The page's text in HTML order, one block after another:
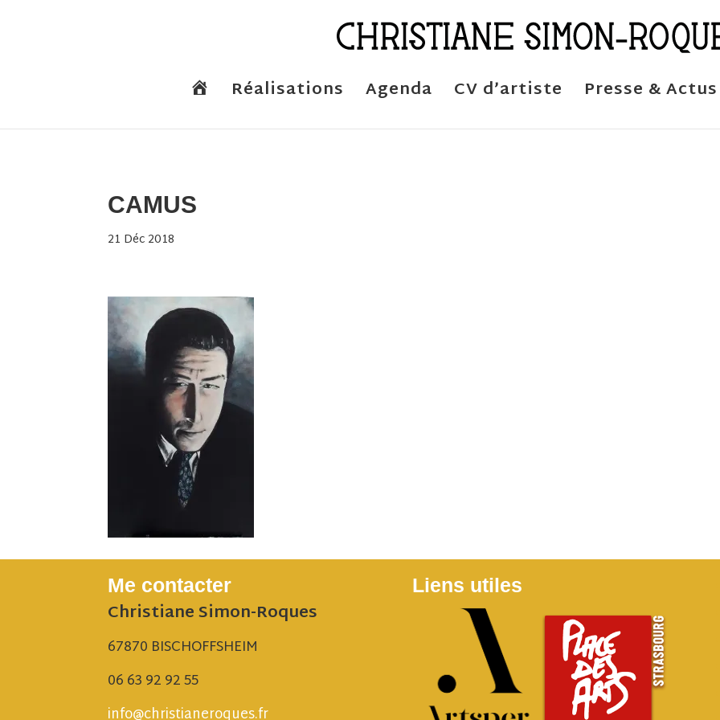
u
e
Réalisations Agenda CV d’artiste Presse & Actus
CAMUS
21 Déc 2018
Me contacter
Christiane Simon-Roques
67870 BISCHOFFSHEIM
06 63 92 92 55
info@christianeroques.fr
Liens utiles